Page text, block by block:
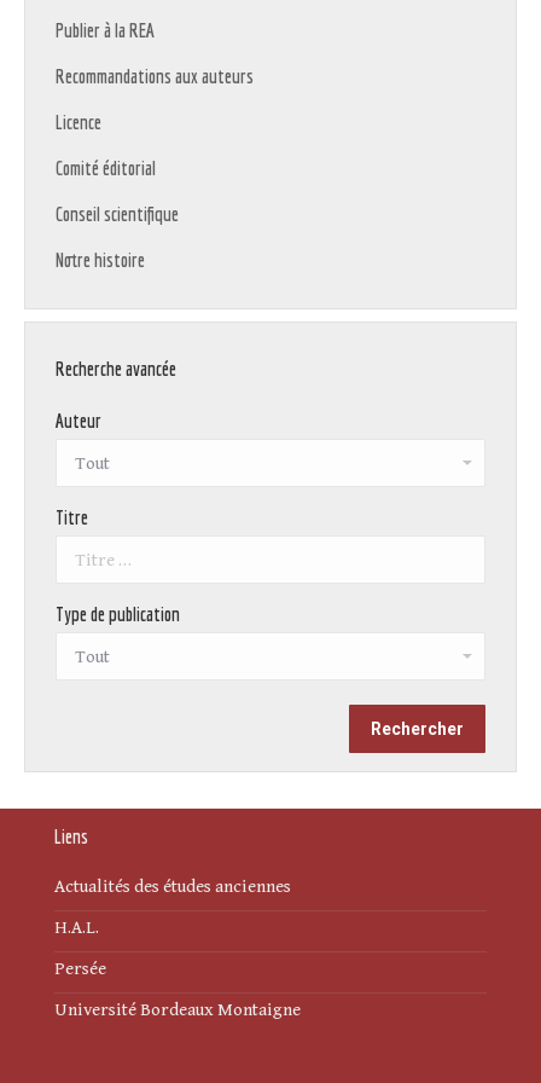
Publier à la REA
Recommandations aux auteurs
Licence
Comité éditorial
Conseil scientifique
Notre histoire
Recherche avancée
Auteur
Titre
Type de publication
Liens
Actualités des études anciennes
H.A.L.
Persée
Université Bordeaux Montaigne